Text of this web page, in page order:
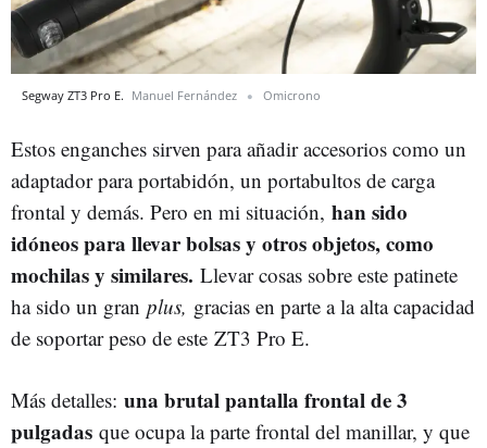
Segway ZT3 Pro E. Manuel Fernández Omicrono
Estos enganches sirven para añadir accesorios como un
adaptador para portabidón, un portabultos de carga
frontal y demás. Pero en mi situación, han sido
idóneos para llevar bolsas y otros objetos, como
mochilas y similares. Llevar cosas sobre este patinete
ha sido un gran plus, gracias en parte a la alta capacidad
de soportar peso de este ZT3 Pro E.
Más detalles: una brutal pantalla frontal de 3
pulgadas que ocupa la parte frontal del manillar, y que